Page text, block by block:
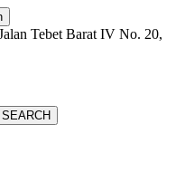
Tebet Barat IV No. 20,
SEARCH